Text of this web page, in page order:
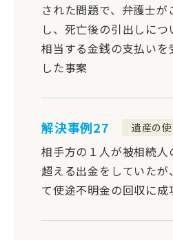
された問題で、弁護士
し、死亡後の引出しに
相当する金銭の支払い
した事案
解決事例27 遺産の
相手方の１人が被相続人
超える出金をしていたが
て使途不明金の回収に成